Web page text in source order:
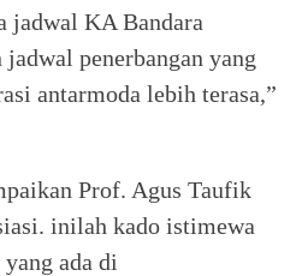
jadwal KA Bandara
penerbangan yang
antarmoda lebih terasa,”
Prof. Agus Taufik
inilah kado istimewa
ada di